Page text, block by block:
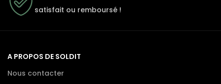
satisfait ou remboursé !
A PROPOS DE SOLDIT
Nous contacter